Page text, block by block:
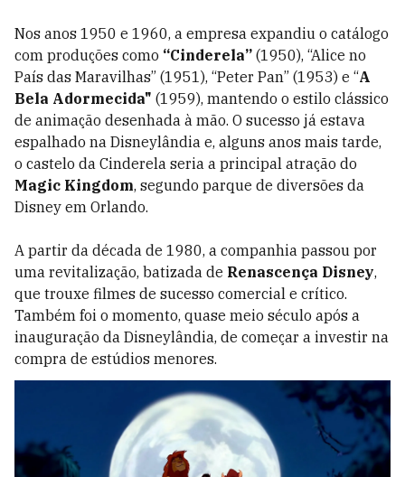
Nos anos 1950 e 1960, a empresa expandiu o catálogo
com produções como “Cinderela” (1950), “Alice no
País das Maravilhas” (1951), “Peter Pan” (1953) e “A
Bela Adormecida" (1959), mantendo o estilo clássico
de animação desenhada à mão. O sucesso já estava
espalhado na Disneylândia e, alguns anos mais tarde,
o castelo da Cinderela seria a principal atração do
Magic Kingdom, segundo parque de diversões da
Disney em Orlando.
A partir da década de 1980, a companhia passou por
uma revitalização, batizada de Renascença Disney,
que trouxe filmes de sucesso comercial e crítico.
Também foi o momento, quase meio século após a
inauguração da Disneylândia, de começar a investir na
compra de estúdios menores.